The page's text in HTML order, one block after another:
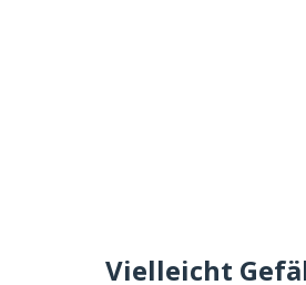
Vielleicht